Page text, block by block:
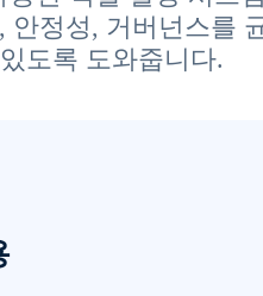
안정성, 거버넌스를
도록 도와줍니다.